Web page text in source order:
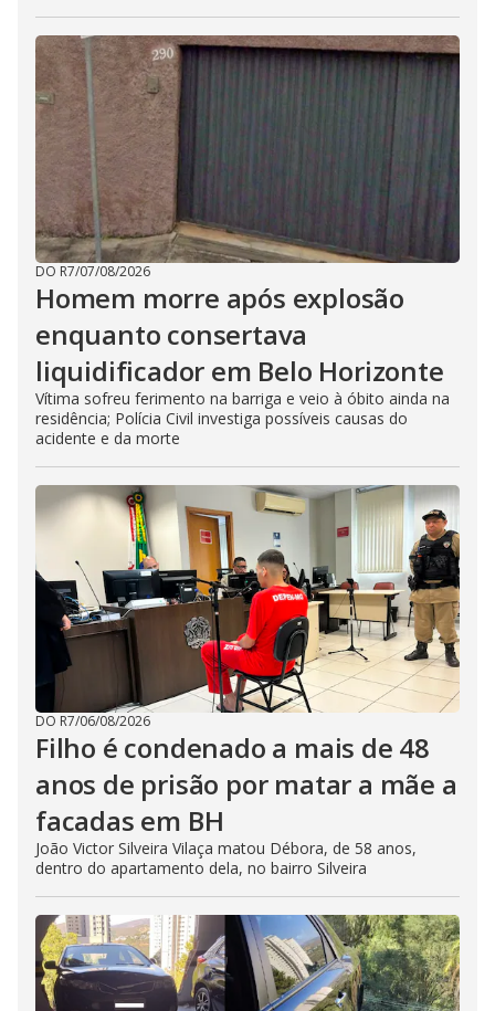
DO R7/07/08/2026
Homem morre após explosão
enquanto consertava
liquidificador em Belo Horizonte
Vítima sofreu ferimento na barriga e veio à óbito ainda na
residência; Polícia Civil investiga possíveis causas do
acidente e da morte
DO R7/06/08/2026
Filho é condenado a mais de 48
anos de prisão por matar a mãe a
facadas em BH
João Victor Silveira Vilaça matou Débora, de 58 anos,
dentro do apartamento dela, no bairro Silveira